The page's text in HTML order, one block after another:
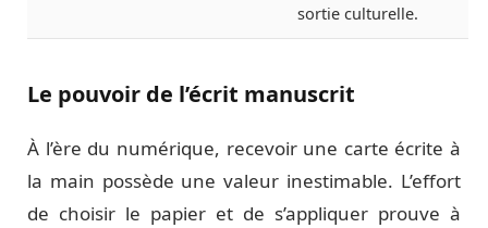
sortie culturelle.
Le pouvoir de l’écrit manuscrit
À l’ère du numérique, recevoir une carte écrite à
la main possède une valeur inestimable. L’effort
de choisir le papier et de s’appliquer prouve à